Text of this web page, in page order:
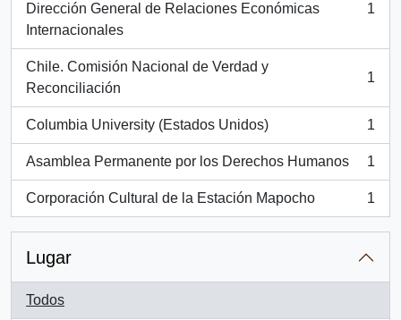
Dirección General de Relaciones Económicas
Internacionales
, 1 resultados
1
Chile. Comisión Nacional de Verdad y
Reconciliación
, 1 resultados
1
Columbia University (Estados Unidos)
, 1 resultados
1
Asamblea Permanente por los Derechos Humanos
, 1 resultados
1
Corporación Cultural de la Estación Mapocho
, 1 resultados
1
Lugar
Todos